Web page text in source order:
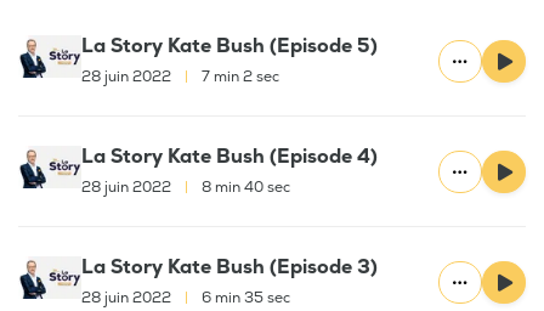
La Story Kate Bush (Episode 5)
28 juin 2022 7 min 2 sec
La Story Kate Bush (Episode 4)
28 juin 2022 8 min 40 sec
La Story Kate Bush (Episode 3)
28 juin 2022 6 min 35 sec